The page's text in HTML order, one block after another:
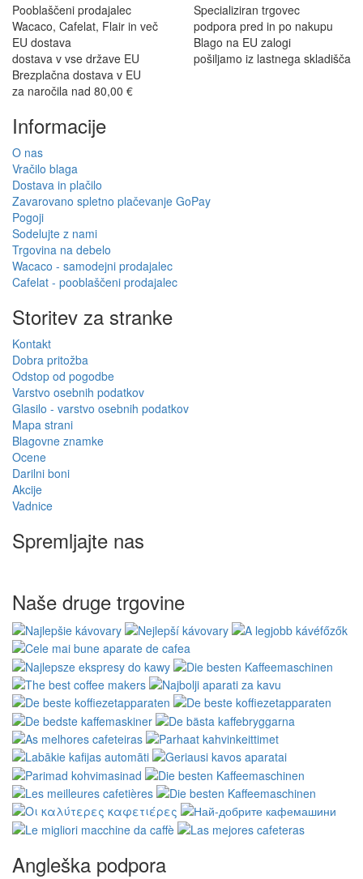
Pooblaščeni prodajalec
Wacaco, Cafelat, Flair in več
Specializiran trgovec
podpora pred in po nakupu
EU dostava
dostava v vse države EU
Blago na EU zalogi
pošiljamo iz lastnega skladišča
Brezplačna dostava v EU
za naročila nad 80,00 €
Informacije
O nas
Vračilo blaga
Dostava in plačilo
Zavarovano spletno plačevanje GoPay
Pogoji
Sodelujte z nami
Trgovina na debelo
Wacaco - samodejni prodajalec
Cafelat - pooblaščeni prodajalec
Storitev za stranke
Kontakt
Dobra pritožba
Odstop od pogodbe
Varstvo osebnih podatkov
Glasilo - varstvo osebnih podatkov
Mapa strani
Blagovne znamke
Ocene
Darilni boni
Akcije
Vadnice
Spremljajte nas
Naše druge trgovine
Angleška podpora